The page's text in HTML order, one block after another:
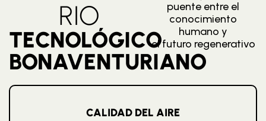
RIO
TECNOLÓGICO
BONAVENTURIANO
puente entre el
conocimiento
humano y
el futuro regenerativo
CALIDAD DEL AIRE